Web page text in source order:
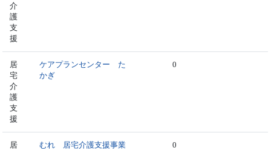
介
護
支
援
居
宅
介
護
支
援
ケアプランセンター た
かぎ
0
居
むれ 居宅介護支援事業
0